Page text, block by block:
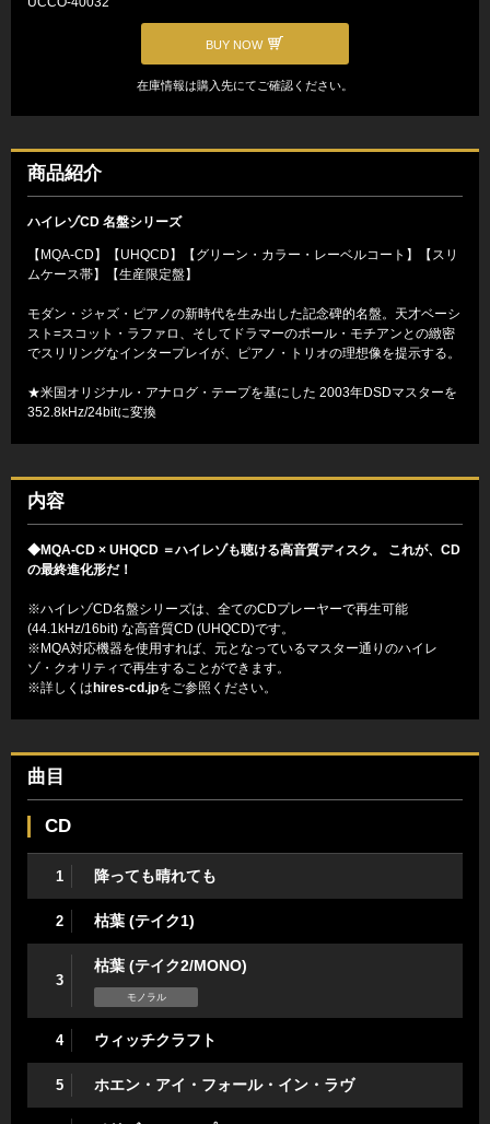
BUY NOW
在庫情報は購入先にてご確認ください。
商品紹介
ハイレゾCD 名盤シリーズ
【MQA-CD】【UHQCD】【グリーン・カラー・レーベルコート】【スリ
ムケース帯】【生産限定盤】
モダン・ジャズ・ピアノの新時代を生み出した記念碑的名盤。天才ベーシ
スト=スコット・ラファロ、そしてドラマーのポール・モチアンとの緻密
でスリリングなインタープレイが、ピアノ・トリオの理想像を提示する。
★米国オリジナル・アナログ・テープを基にした 2003年DSDマスターを
352.8kHz/24bitに変換
内容
◆MQA-CD × UHQCD ＝ハイレゾも聴ける高音質ディスク。 これが、CD
の最終進化形だ！
※ハイレゾCD名盤シリーズは、全てのCDプレーヤーで再生可能
(44.1kHz/16bit) な高音質CD (UHQCD)です。
※MQA対応機器を使用すれば、元となっているマスター通りのハイレ
ゾ・クオリティで再生することができます。
※詳しくは hires-cd.jpをご参照ください。
曲目
CD
1 降っても晴れても
2 枯葉 (テイク1)
3
枯葉 (テイク2/MONO)
モノラル
4 ウィッチクラフト
5 ホエン・アイ・フォール・イン・ラヴ